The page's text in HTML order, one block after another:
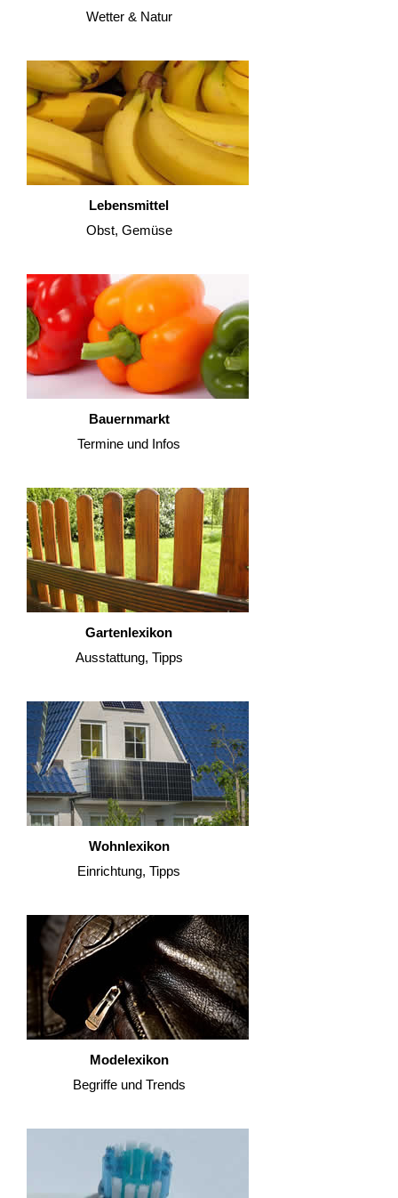
Wetter & Natur
Lebensmittel
Obst, Gemüse
Bauernmarkt
Termine und Infos
Gartenlexikon
Ausstattung, Tipps
Wohnlexikon
Einrichtung, Tipps
Modelexikon
Begriffe und Trends